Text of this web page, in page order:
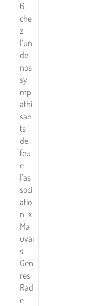
6
che
z
l’un
de
nos
sy
mp
athi
san
ts
de
feu
e
l’as
soci
atio
n «
Ma
uvai
s
Gen
res
Rad
e